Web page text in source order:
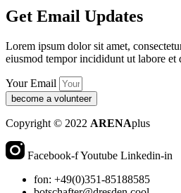
Get Email Updates
Lorem ipsum dolor sit amet,
eiusmod tempor incididunt ut labore et
Your Email
become a volunteer
Copyright © 2022 ARENAplus
Facebook-fYoutube Linkedin-in
fon: +49(0)351-85188585